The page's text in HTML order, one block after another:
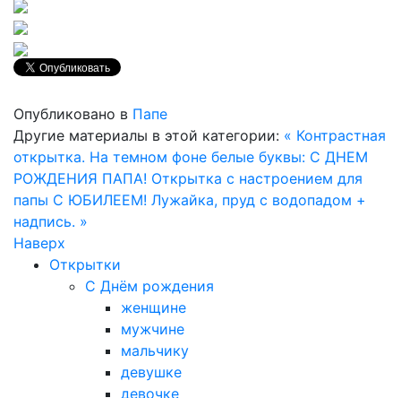
Опубликовано в Папе
Другие материалы в этой категории: « Контрастная
открытка. На темном фоне белые буквы: С ДНЕМ
РОЖДЕНИЯ ПАПА! Открытка с настроением для
папы С ЮБИЛЕЕМ! Лужайка, пруд с водопадом +
надпись. »
Наверх
Открытки
С Днём рождения
женщине
мужчине
мальчику
девушке
девочке